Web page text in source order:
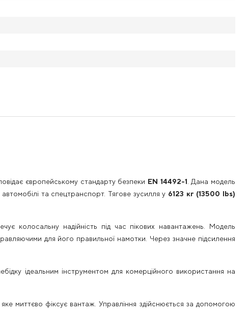
європейському стандарту безпеки EN 14492-1 . Дана модель
та спецтранспорт. Тягове зусилля у 6123 кг (13500 lbs)
колосальну надійність під час пікових навантажень. Модель
для його правильної намотки. Через значне підсилення
ідеальним інструментом для комерційного використання на
миттєво фіксує вантаж. Управління здійснюється за допомогою